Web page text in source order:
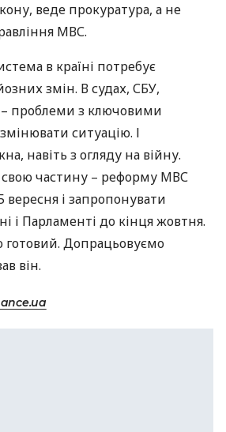
веде прокуратура, а не
МВС.
в країні потребує
змін. В судах, СБУ,
– проблеми з ключовими
ситуацію. І
навіть з огляду на війну.
частину – реформу МВС
і запропонувати
і Парламенті до кінця жовтня.
готовий. Допрацьовуємо
він.